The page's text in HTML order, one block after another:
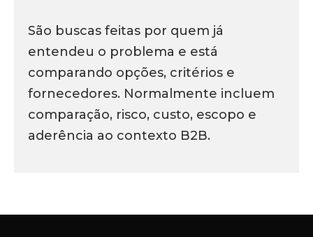
São buscas feitas por quem já
entendeu o problema e está
comparando opções, critérios e
fornecedores. Normalmente incluem
comparação, risco, custo, escopo e
aderência ao contexto B2B.